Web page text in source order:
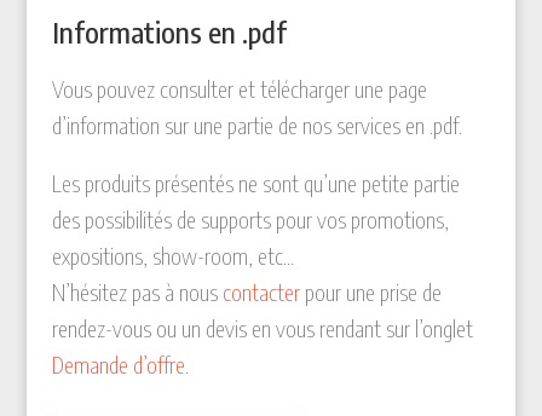
Informations en .pdf
Vous pouvez consulter et télécharger une page
d’information sur une partie de nos services en .pdf.
Les produits présentés ne sont qu’une petite partie
des possibilités de supports pour vos promotions,
expositions, show-room, etc…
N’hésitez pas à nous contacterpour une prise de
rendez-vous ou un devis en vous rendant sur l’onglet
Demande d’offre